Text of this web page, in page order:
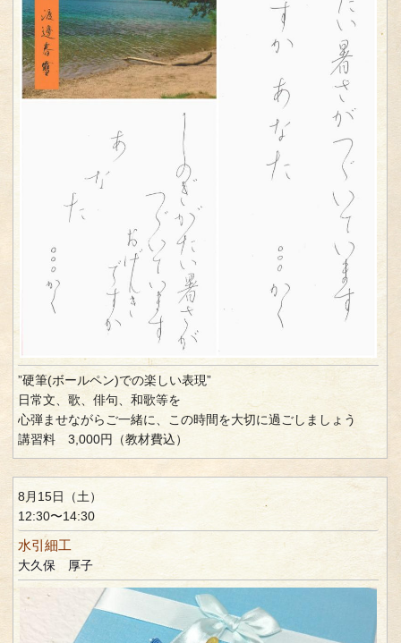
”硬筆(ボールペン)での楽しい表現”
日常文、歌、俳句、和歌等を
心弾ませながらご一緒に、この時間を大切に過ごしましょう
講習料 3,000円（教材費込）
8月15日（土）
12:30〜14:30
水引細工
大久保 厚子